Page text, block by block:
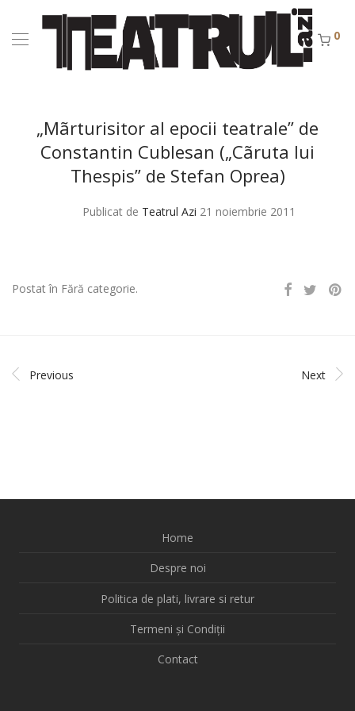
0
„Mãrturisitor al epocii teatrale” de
Constantin Cublesan („Cãruta lui
Thespis” de Stefan Oprea)
Publicat de Teatrul Azi 21 noiembrie 2011
Postat în Fără categorie.
Previous Next
Home
Despre noi
Politica de plati, livrare si retur
Termeni și Condiții
Contact